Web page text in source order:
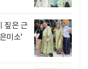
짚은 근
미소'